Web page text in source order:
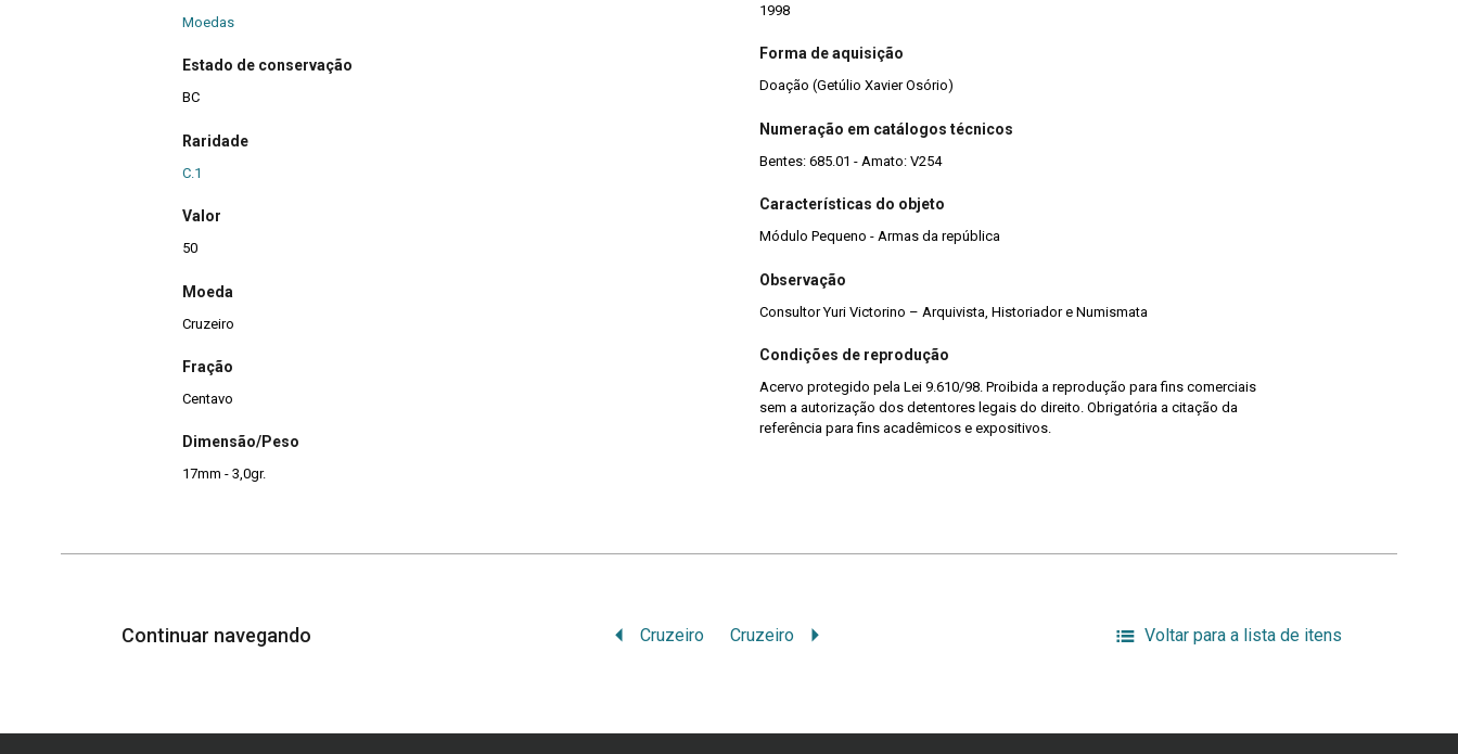
Moedas
Estado de conservação
BC
Raridade
C.1
Valor
50
Moeda
Cruzeiro
Fração
Centavo
Dimensão/Peso
17mm - 3,0gr.
1998
Forma de aquisição
Doação (Getúlio Xavier Osório)
Numeração em catálogos técnicos
Bentes: 685.01 - Amato: V254
Características do objeto
Módulo Pequeno - Armas da república
Observação
Consultor Yuri Victorino – Arquivista, Historiador e Numismata
Condições de reprodução
Acervo protegido pela Lei 9.610/98. Proibida a reprodução para fins comerciais
sem a autorização dos detentores legais do direito. Obrigatória a citação da
referência para fins acadêmicos e expositivos.
Continuar navegando Cruzeiro Cruzeiro Voltar para a lista de itens